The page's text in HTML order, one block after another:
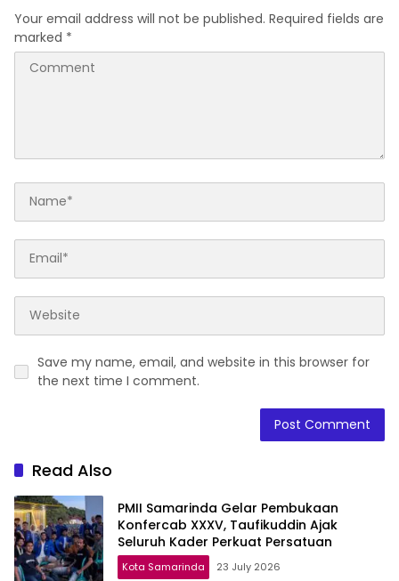
Your email address will not be published. Required fields are
marked *
Save my name, email, and website in this browser for
the next time I comment.
Read Also
PMII Samarinda Gelar Pembukaan
Konfercab XXXV, Taufikuddin Ajak
Seluruh Kader Perkuat Persatuan
Kota Samarinda 23 July 2026